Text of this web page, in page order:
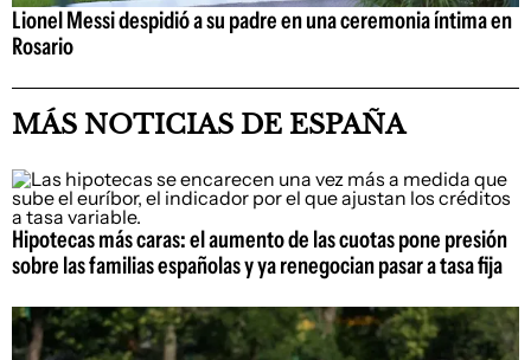
Lionel Messi despidió a su padre en una ceremonia íntima en
Rosario
MÁS NOTICIAS DE ESPAÑA
Hipotecas más caras: el aumento de las cuotas pone presión
sobre las familias españolas y ya renegocian pasar a tasa fija